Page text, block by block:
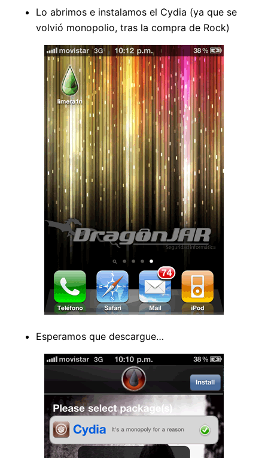
Lo abrimos e instalamos el Cydia (ya que se
volvió monopolio, tras la compra de Rock)
Esperamos que descargue…